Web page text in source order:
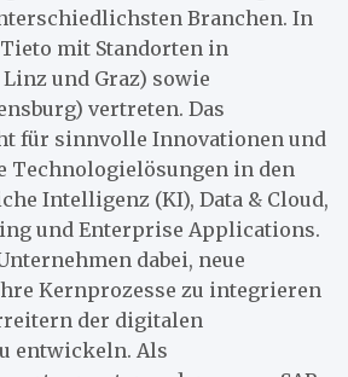
Branchen. In
mit Standorten in
und Graz) sowie
vertreten. Das
für sinnvolle Innovationen und
Technologielösungen in den
Intelligenz (KI), Data & Cloud,
und Enterprise Applications.
dabei, neue
Kernprozesse zu integrieren
der digitalen
entwickeln. Als